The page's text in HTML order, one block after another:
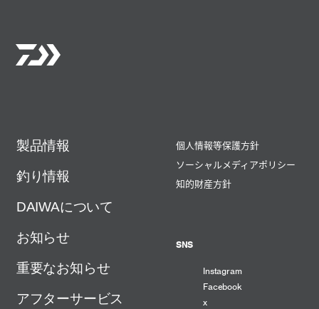
製品情報
釣り情報
DAIWAについて
お知らせ
重要なお知らせ
アフターサービス
個人情報等保護方針
ソーシャルメディアポリシー
知的財産方針
SNS
Instagram
Facebook
x